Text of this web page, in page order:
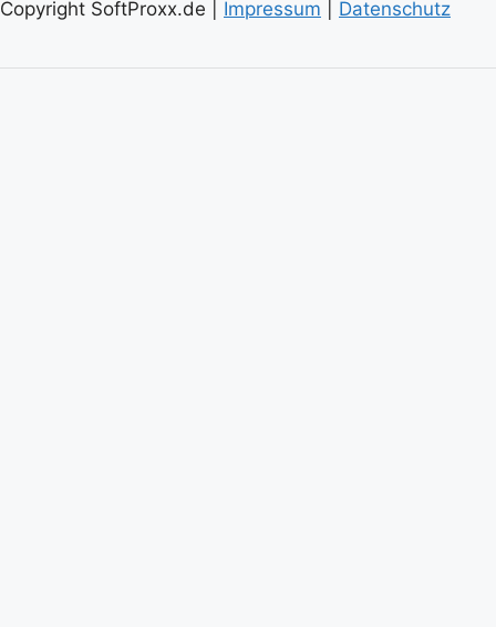
Copyright SoftProxx.de | Impressum Datenschutz